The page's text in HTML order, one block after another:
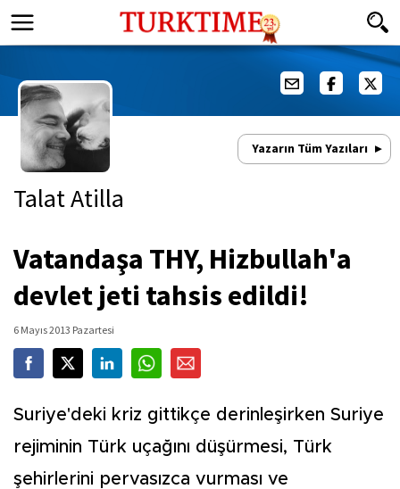
Yazarın Tüm Yazıları
Talat Atilla
Vatandaşa THY, Hizbullah'a
devlet jeti tahsis edildi!
6 Mayıs 2013 Pazartesi
Suriye'deki kriz gittikçe derinleşirken Suriye
rejiminin Türk uçağını düşürmesi, Türk
şehirlerini pervasızca vurması ve